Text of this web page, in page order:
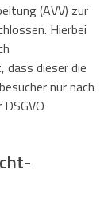
(AVV) zur
Hierbei
dass dieser die
nur nach